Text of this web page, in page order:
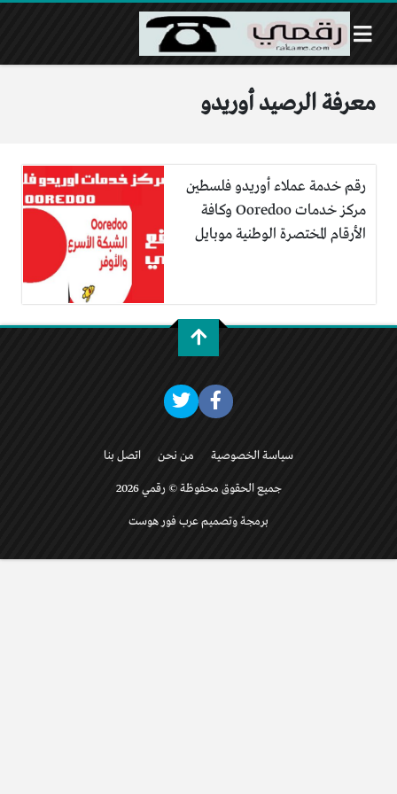
معرفة الرصيد أوريدو
رقم خدمة عملاء أوريدو فلسطين
مركز خدمات Ooredoo وكافة
الأرقام المختصرة الوطنية موبايل
سياسة الخصوصية من نحن اتصل بنا
جميع الحقوق محفوظة © رقمي 2026
برمجة وتصميم عرب فور هوست